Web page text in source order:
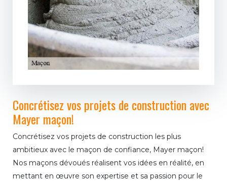
Concrétisez vos projets de construction avec
Mayer maçon!
Concrétisez vos projets de construction les plus
ambitieux avec le maçon de confiance, Mayer maçon!
Nos maçons dévoués réalisent vos idées en réalité, en
mettant en œuvre son expertise et sa passion pour le